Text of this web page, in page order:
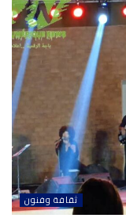
ثقافة وفنون